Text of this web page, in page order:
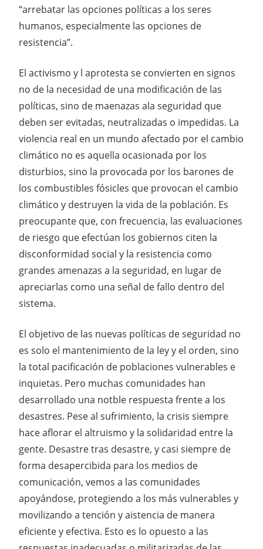
“arrebatar las opciones políticas a los seres
humanos, especialmente las opciones de
resistencia”.
El activismo y l aprotesta se convierten en signos
no de la necesidad de una modificación de las
políticas, sino de maenazas ala seguridad que
deben ser evitadas, neutralizadas o impedidas. La
violencia real en un mundo afectado por el cambio
climático no es aquella ocasionada por los
disturbios, sino la provocada por los barones de
los combustibles fósicles que provocan el cambio
climático y destruyen la vida de la población. Es
preocupante que, con frecuencia, las evaluaciones
de riesgo que efectúan los gobiernos citen la
disconformidad social y la resistencia como
grandes amenazas a la seguridad, en lugar de
apreciarlas como una señal de fallo dentro del
sistema.
El objetivo de las nuevas políticas de seguridad no
es solo el mantenimiento de la ley y el orden, sino
la total pacificación de poblaciones vulnerables e
inquietas. Pero muchas comunidades han
desarrollado una notble respuesta frente a los
desastres. Pese al sufrimiento, la crisis siempre
hace aflorar el altruismo y la solidaridad entre la
gente. Desastre tras desastre, y casi siempre de
forma desapercibida para los medios de
comunicación, vemos a las comunidades
apoyándose, protegiendo a los más vulnerables y
movilizando a tención y aistencia de manera
eficiente y efectiva. Esto es lo opuesto a las